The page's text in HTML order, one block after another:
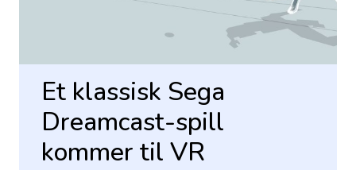
Et klassisk Sega
Dreamcast-spill
kommer til VR